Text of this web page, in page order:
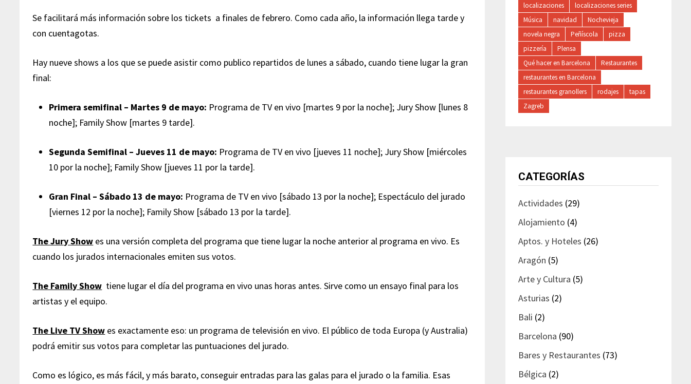
Se facilitará más información sobre los tickets a finales de febrero. Como cada año, la información llega tarde y
con cuentagotas.
Hay nueve shows a los que se puede asistir como publico repartidos de lunes a sábado, cuando tiene lugar la gran
final:
Primera semifinal – Martes 9 de mayo: Programa de TV en vivo [martes 9 por la noche]; Jury Show [lunes 8
noche]; Family Show [martes 9 tarde].
Segunda Semifinal – Jueves 11 de mayo: Programa de TV en vivo [jueves 11 noche]; Jury Show [miércoles
10 por la noche]; Family Show [jueves 11 por la tarde].
Gran Final – Sábado 13 de mayo: Programa de TV en vivo [sábado 13 por la noche]; Espectáculo del jurado
[viernes 12 por la noche]; Family Show [sábado 13 por la tarde].
The Jury Show es una versión completa del programa que tiene lugar la noche anterior al programa en vivo. Es
cuando los jurados internacionales emiten sus votos.
The Family Show tiene lugar el día del programa en vivo unas horas antes. Sirve como un ensayo final para los
artistas y el equipo.
The Live TV Show es exactamente eso: un programa de televisión en vivo. El público de toda Europa (y Australia)
podrá emitir sus votos para completar las puntuaciones del jurado.
Como es lógico, es más fácil, y más barato, conseguir entradas para las galas para el jurado o la familia. Esas
localizaciones
localizaciones series
Música
navidad
Nochevieja
novela negra
Peñíscola
pizza
pizzería
Plensa
Qué hacer en Barcelona
Restaurantes
restaurantes en Barcelona
restaurantes granollers
rodajes
tapas
Zagreb
CATEGORÍAS
Actividades (29)
Alojamiento (4)
Aptos. y Hoteles (26)
Aragón (5)
Arte y Cultura (5)
Asturias (2)
Bali (2)
Barcelona (90)
Bares y Restaurantes (73)
Bélgica (2)